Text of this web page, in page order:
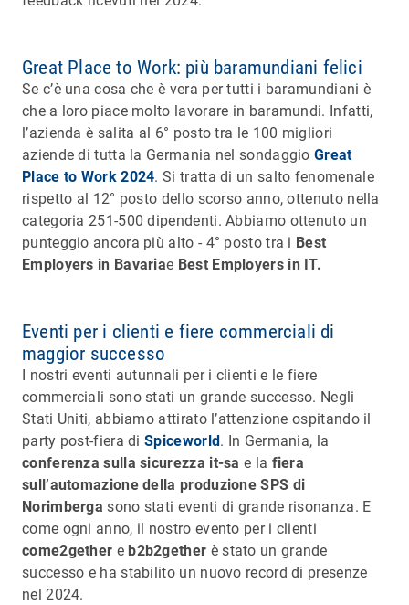
Great Place to Work: più baramundiani felici
Se c’è una cosa che è vera per tutti i baramundiani è
che a loro piace molto lavorare in baramundi. Infatti,
l’azienda è salita al 6° posto tra le 100 migliori
aziende di tutta la Germania nel sondaggioGreat
Place to Work 2024. Si tratta di un salto fenomenale
rispetto al 12° posto dello scorso anno, ottenuto nella
categoria 251-500 dipendenti. Abbiamo ottenuto un
punteggio ancora più alto - 4° posto tra i Best
Employers in Bavariae Best Employers in IT.
Eventi per i clienti e fiere commerciali di
maggior successo
I nostri eventi autunnali per i clienti e le fiere
commerciali sono stati un grande successo. Negli
Stati Uniti, abbiamo attirato l’attenzione ospitando il
party post-fiera diSpiceworld. In Germania, la
conferenza sulla sicurezza it-sa e la fiera
sull’automazione della produzione SPS di
Norimberga sono stati eventi di grande risonanza. E
come ogni anno, il nostro evento per i clienti
come2gether e b2b2gether è stato un grande
successo e ha stabilito un nuovo record di presenze
nel 2024.